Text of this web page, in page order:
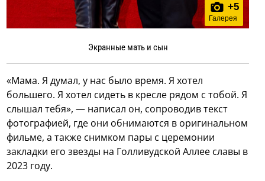
+5
Галерея
Экранные мать и сын
«Мама. Я думал, у нас было время. Я хотел
большего. Я хотел сидеть в кресле рядом с тобой. Я
слышал тебя», — написал он, сопроводив текст
фотографией, где они обнимаются в оригинальном
фильме, а также снимком пары с церемонии
закладки его звезды на Голливудской Аллее славы в
2023 году.